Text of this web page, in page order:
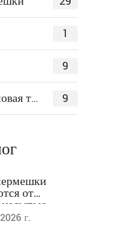
1
9
Тканая полипропиленовая ткань 9
от
и других
г.